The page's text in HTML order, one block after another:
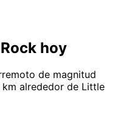
hoy
de magnitud
alrededor de Little